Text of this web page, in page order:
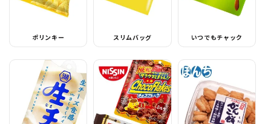
ポリンキー スリムバッグ いつでもチャック